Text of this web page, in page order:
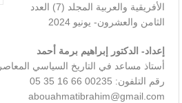
الأفريقية والعربية المجلد (7) العدد
الثامن والعشرون- يونيو 2024
إعداد- الدكتور إبراهيم برمة أحمد
أستاذ مساعد في التاريخ السياسي
رقم التلفون: 00235 66 16 35 05
abouahmatibrahim@gmail.com